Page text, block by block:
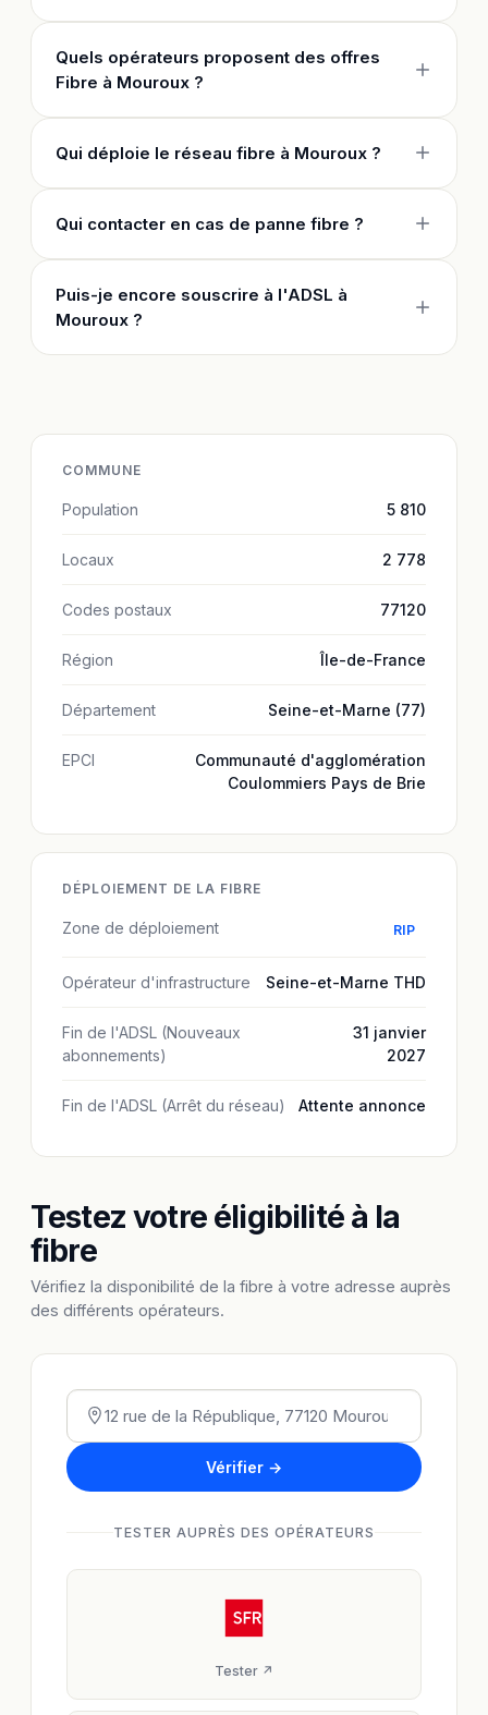
Quels opérateurs proposent des offres
Fibre à Mouroux ?
Qui déploie le réseau fibre à Mouroux ?
Qui contacter en cas de panne fibre ?
Puis-je encore souscrire à l'ADSL à
Mouroux ?
COMMUNE
Population 5 810
Locaux 2 778
Codes postaux 77120
Région Île-de-France
Département Seine-et-Marne (77)
EPCI
Communauté d'agglomération
Coulommiers Pays de Brie
DÉPLOIEMENT DE LA FIBRE
Zone de déploiement RIP
Opérateur d'infrastructure Seine-et-Marne THD
Fin de l'ADSL (Nouveaux
abonnements)
31 janvier
2027
Fin de l'ADSL (Arrêt du réseau) Attente annonce
Testez votre éligibilité à la
fibre
Vérifiez la disponibilité de la fibre à votre adresse auprès
des différents opérateurs.
Vérifier →
TESTER AUPRÈS DES OPÉRATEURS
Tester ↗